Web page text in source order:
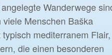
Wanderwege
Menschen Baška
mediterranem Flair,
die einen besonderen